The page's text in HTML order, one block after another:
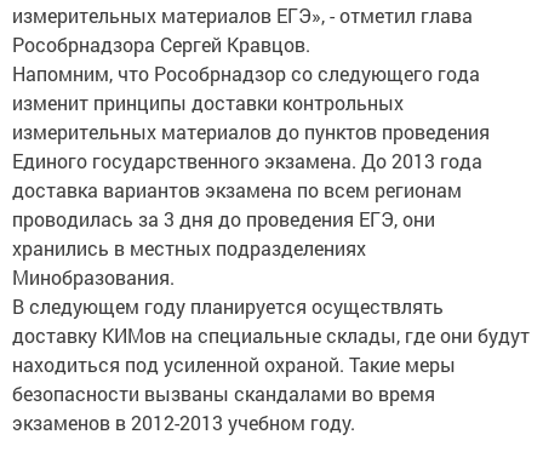
измерительных материалов ЕГЭ», - отметил глава
Рособрнадзора Сергей Кравцов.
Напомним, что Рособрнадзор со следующего года
изменит принципы доставки контрольных
измерительных материалов до пунктов проведения
Единого государственного экзамена. До 2013 года
доставка вариантов экзамена по всем регионам
проводилась за 3 дня до проведения ЕГЭ, они
хранились в местных подразделениях
Минобразования.
В следующем году планируется осуществлять
доставку КИМов на специальные склады, где они будут
находиться под усиленной охраной. Такие меры
безопасности вызваны скандалами во время
экзаменов в 2012-2013 учебном году.